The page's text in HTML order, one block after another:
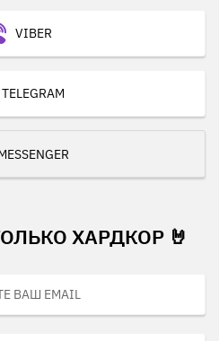
VIBER
TELEGRAM
ХАРДКОР 🤘